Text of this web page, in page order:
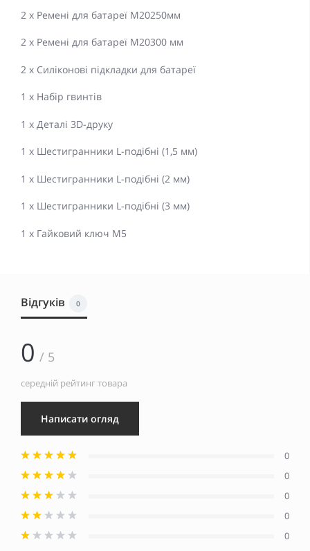
2 x Ремені для батареї M20250мм
2 x Ремені для батареї M20300 мм
2 x Силіконові підкладки для батареї
1 x Набір гвинтів
1 x Деталі 3D-друку
1 x Шестигранники L-подібні (1,5 мм)
1 x Шестигранники L-подібні (2 мм)
1 x Шестигранники L-подібні (3 мм)
1 x Гайковий ключ M5
Відгуків 0
0 / 5
середній рейтинг товара
Написати огляд
0
0
0
0
0